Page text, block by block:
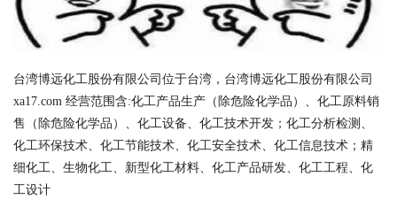
台湾博远化工股份有限公司位于台湾，台湾博远化工股份有限公司
xa17.com 经营范围含:化工产品生产（除危险化学品）、化工原料销
售（除危险化学品）、化工设备、化工技术开发；化工分析检测、
化工环保技术、化工节能技术、化工安全技术、化工信息技术；精
细化工、生物化工、新型化工材料、化工产品研发、化工工程、化
工设计